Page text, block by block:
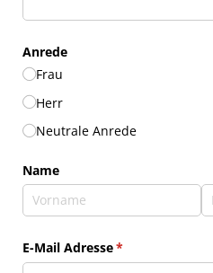
Anrede
Frau
Herr
Neutrale Anrede
Name
E-Mail Adresse*
(erforderlich)